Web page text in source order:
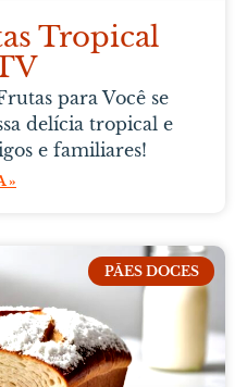
Tropical
para Você se
delícia tropical e
e familiares!
»
PÃES DOCES